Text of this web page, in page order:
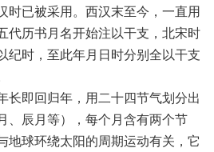
时已被采用。西汉末至今，一直用
代历书月名开始注以干支，北宋时
纪时，至此年月日时分别全以干支
长即回归年，用二十四节气划分出
、辰月等），每个月含有两个节
地球环绕太阳的周期运动有关，它